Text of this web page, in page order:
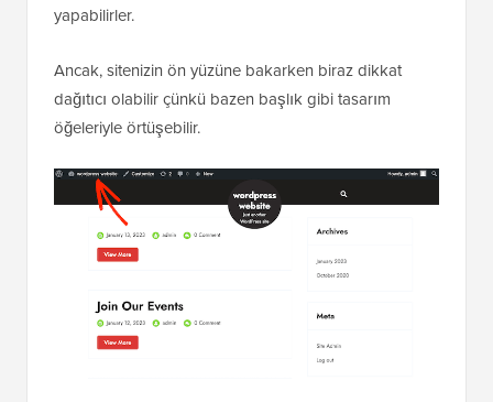
yapabilirler.
Ancak, sitenizin ön yüzüne bakarken biraz dikkat
dağıtıcı olabilir çünkü bazen başlık gibi tasarım
öğeleriyle örtüşebilir.